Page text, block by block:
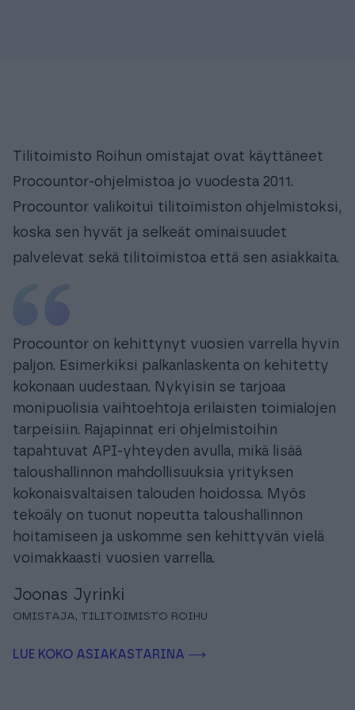
Tilitoimisto Roihun omistajat ovat käyttäneet
Procountor-ohjelmistoa jo vuodesta 2011.
Procountor on kehittynyt vuosien varrella hyvin
paljon. Esimerkiksi palkanlaskenta on kehitetty
kokonaan uudestaan. Nykyisin se tarjoaa
monipuolisia vaihtoehtoja erilaisten toimialojen
tarpeisiin. Rajapinnat eri ohjelmistoihin
tapahtuvat API-yhteyden avulla, mikä lisää
taloushallinnon mahdollisuuksia yrityksen
kokonaisvaltaisen talouden hoidossa. Myös
tekoäly on tuonut nopeutta taloushallinnon
hoitamiseen ja uskomme sen kehittyvän vielä